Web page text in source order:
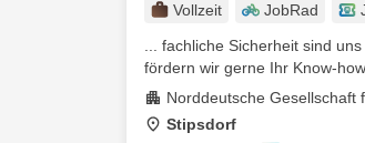
Vollzeit JobRad
... fachliche Sicherheit sind
fördern wir gerne Ihr Know-
Norddeutsche Gesellschaft
Stipsdorf